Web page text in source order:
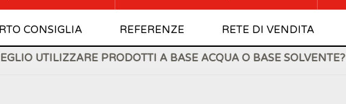
CONSIGLIA REFERENZE RETE DI VENDITA
UTILIZZARE PRODOTTI A BASE ACQUA O BASE SOLVENTE?